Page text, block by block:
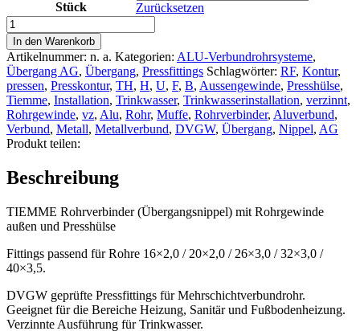
Stück
Zurücksetzen
TIEMME
Übergang
mit
Außengewinde
-
AUSLAUFARTIKEL
Menge
In den Warenkorb
Artikelnummer: n. a. Kategorien: ALU-Verbundrohrsysteme,
Übergang AG, Übergang, Pressfittings Schlagwörter: RF, Kontur,
pressen, Presskontur, TH, H, U, F, B, Aussengewinde, Presshülse,
Tiemme, Installation, Trinkwasser, Trinkwasserinstallation, verzinnt,
Rohrgewinde, vz, Alu, Rohr, Muffe, Rohrverbinder, Aluverbund,
Verbund, Metall, Metallverbund, DVGW, Übergang, Nippel, AG
Produkt teilen:
Beschreibung
TIEMME Rohrverbinder (Übergangsnippel) mit Rohrgewinde
außen und Presshülse
Fittings passend für Rohre 16×2,0 / 20×2,0 / 26×3,0 / 32×3,0 /
40×3,5.
DVGW geprüfte Pressfittings für Mehrschichtverbundrohr.
Geeignet für die Bereiche Heizung, Sanitär und Fußbodenheizung.
Verzinnte Ausführung für Trinkwasser.